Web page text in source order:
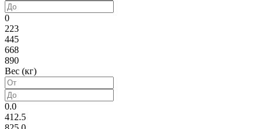
0
223
445
668
890
Вес (кг)
0.0
412.5